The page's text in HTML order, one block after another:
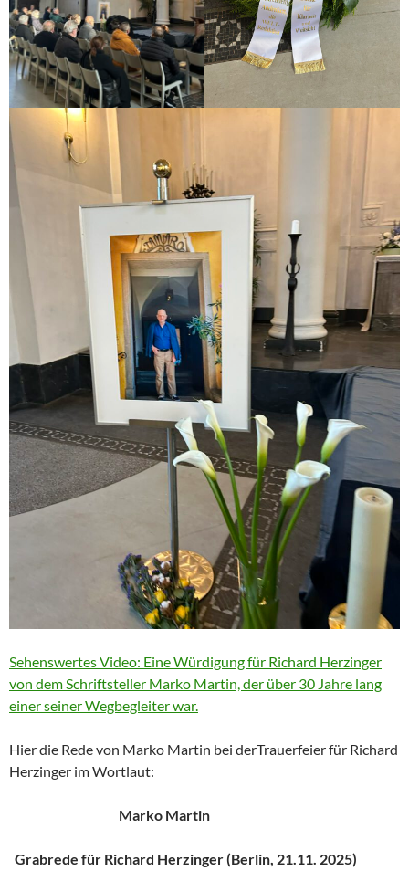
Sehenswertes Video: Eine Würdigung für Richard Herzinger
von dem Schriftsteller Marko Martin, der über 30 Jahre lang
einer seiner Wegbegleiter war.
Hier die Rede von Marko Martin bei derTrauerfeier für Richard
Herzinger im Wortlaut:
Marko Martin
Grabrede für Richard Herzinger (Berlin, 21.11. 2025)